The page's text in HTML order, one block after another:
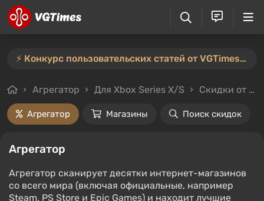
⚡️ Конкурс пользовательских статей от VGTimes продлён — участвуйте тут ⚡️
Агрегатор Для Xbox Series X/S Скидки от 90%
Агрегатор Магазины Поиск скидок
Агрегатор
Агрегатор сканирует десятки интернет-магазинов
со всего мира (включая официальные, например
Steam, PS Store и Epic Games) и находит лучшие